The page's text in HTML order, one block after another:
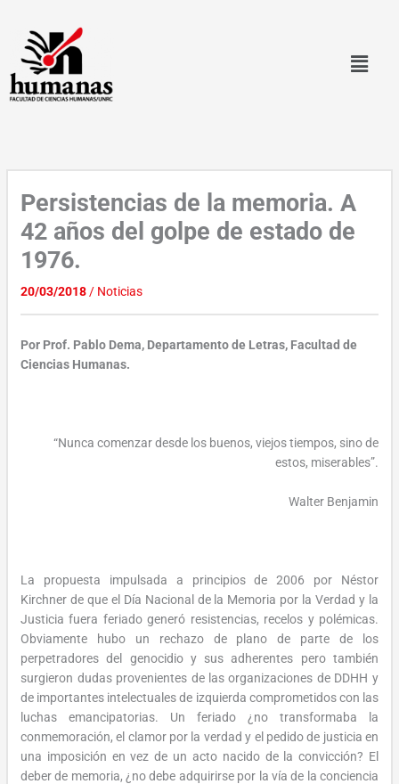
contenido
Persistencias de la memoria. A
42 años del golpe de estado de
1976.
20/03/2018/ Noticias
Por Prof. Pablo Dema, Departamento de Letras, Facultad de
Ciencias Humanas.
“Nunca comenzar desde los buenos, viejos tiempos, sino de
estos, miserables”.
Walter Benjamin
La propuesta impulsada a principios de 2006 por Néstor
Kirchner de que el Día Nacional de la Memoria por la Verdad y la
Justicia fuera feriado generó resistencias, recelos y polémicas.
Obviamente hubo un rechazo de plano de parte de los
perpetradores del genocidio y sus adherentes pero también
surgieron dudas provenientes de las organizaciones de DDHH y
de importantes intelectuales de izquierda comprometidos con las
luchas emancipatorias. Un feriado ¿no transformaba la
conmemoración, el clamor por la verdad y el pedido de justicia en
una imposición en vez de un acto nacido de la convicción? El
deber de memoria, ¿no debe adquirirse por la vía de la conciencia